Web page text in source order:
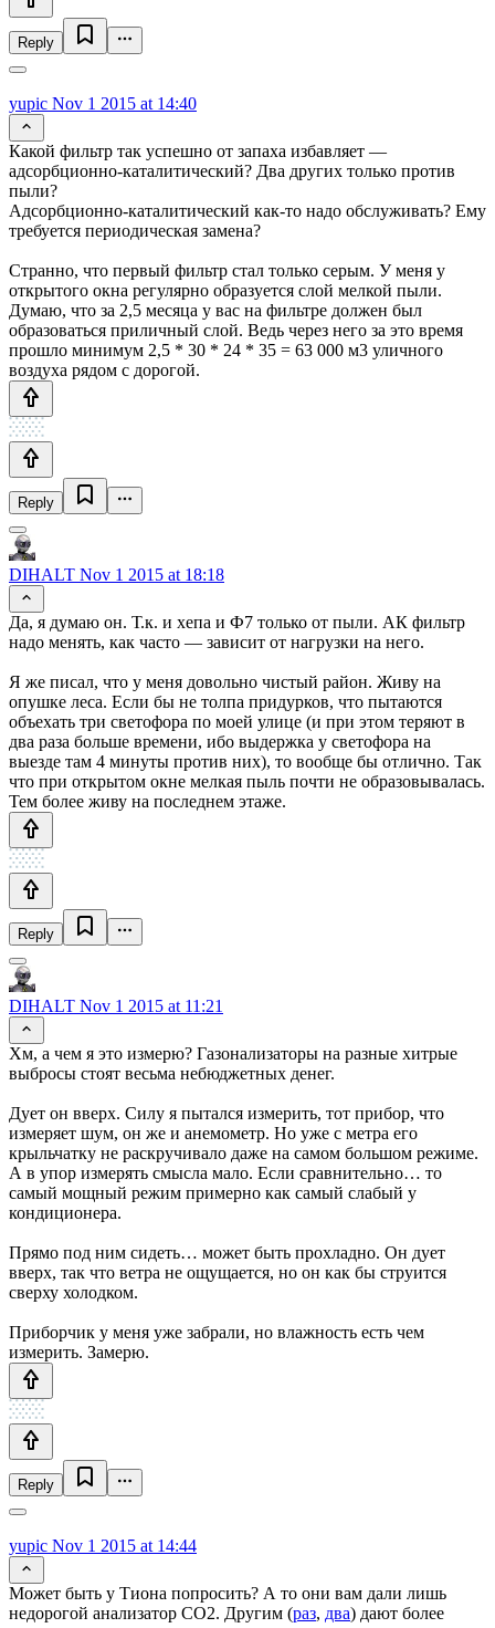
Reply
yupic Nov 1 2015 at 14:40
Какой фильтр так успешно от запаха избавляет —
адсорбционно-каталитический? Два других только против
пыли?
Адсорбционно-каталитический как-то надо обслуживать? Ему
требуется периодическая замена?
Странно, что первый фильтр стал только серым. У меня у
открытого окна регулярно образуется слой мелкой пыли.
Думаю, что за 2,5 месяца у вас на фильтре должен был
образоваться приличный слой. Ведь через него за это время
прошло минимум 2,5 * 30 * 24 * 35 = 63 000 м3 уличного
воздуха рядом с дорогой.
Reply
DIHALT Nov 1 2015 at 18:18
Да, я думаю он. Т.к. и хепа и Ф7 только от пыли. АК фильтр
надо менять, как часто — зависит от нагрузки на него.
Я же писал, что у меня довольно чистый район. Живу на
опушке леса. Если бы не толпа придурков, что пытаются
объехать три светофора по моей улице (и при этом теряют в
два раза больше времени, ибо выдержка у светофора на
выезде там 4 минуты против них), то вообще бы отлично. Так
что при открытом окне мелкая пыль почти не образовывалась.
Тем более живу на последнем этаже.
Reply
DIHALT Nov 1 2015 at 11:21
Хм, а чем я это измерю? Газонализаторы на разные хитрые
выбросы стоят весьма небюджетных денег.
Дует он вверх. Силу я пытался измерить, тот прибор, что
измеряет шум, он же и анемометр. Но уже с метра его
крыльчатку не раскручивало даже на самом большом режиме.
А в упор измерять смысла мало. Если сравнительно… то
самый мощный режим примерно как самый слабый у
кондиционера.
Прямо под ним сидеть… может быть прохладно. Он дует
вверх, так что ветра не ощущается, но он как бы струится
сверху холодком.
Приборчик у меня уже забрали, но влажность есть чем
измерить. Замерю.
Reply
yupic Nov 1 2015 at 14:44
Может быть у Тиона попросить? А то они вам дали лишь
недорогой анализатор CO2. Другим (раз, два) дают более